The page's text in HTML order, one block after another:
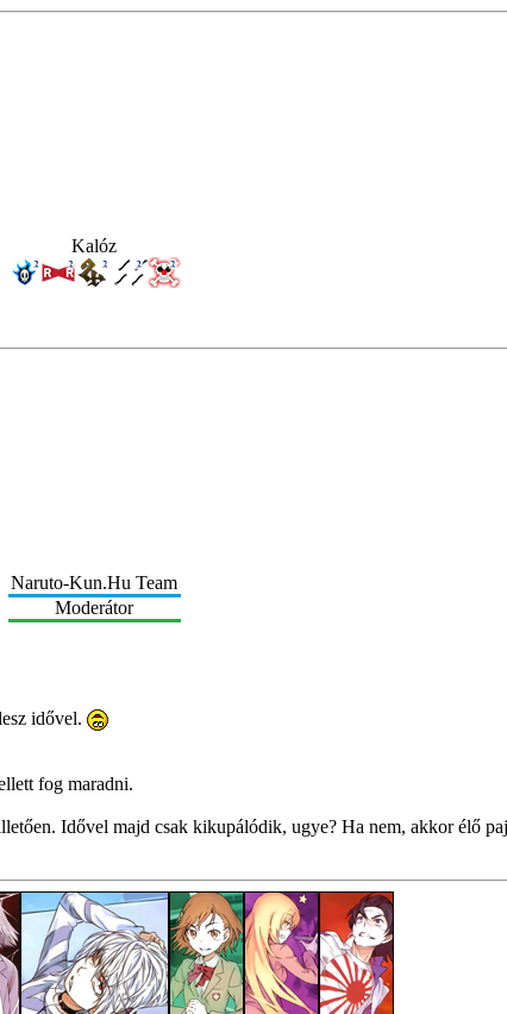
Kalóz
Naruto-Kun.Hu Team
Moderátor
idővel.
fog maradni.
Idővel majd csak kikupálódik, ugye? Ha nem, akkor élő